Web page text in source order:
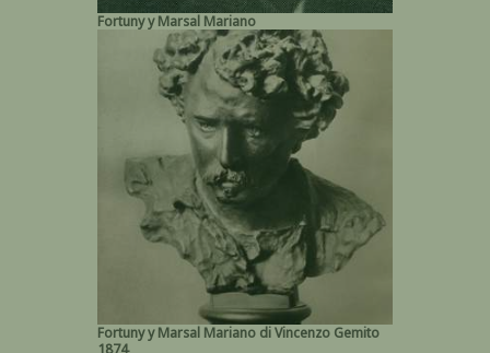
Fortuny y Marsal Mariano
Fortuny y Marsal Mariano di Vincenzo Gemito
1874